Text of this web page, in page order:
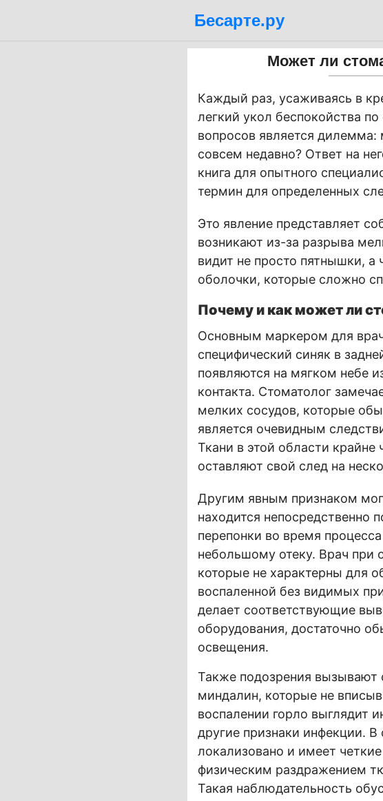
Бесарте.ру
Может ли
Каждый раз, усаживаясь в
легкий укол беспокойства
вопросов является
совсем недавно? Ответ на
книга для опытного
термин для определенных
Это явление представляет
возникают из-за разрыва
видит не просто пятнышки, а
оболочки, которые сложно
Почему и как может ли
Основным маркером для
специфический синяк в
появляются на мягком небе
контакта. Стоматолог
мелких сосудов, которые
является очевидным
Ткани в этой области
оставляют свой след на
Другим явным признаком
находится непосредственно
перепонки во время
небольшому отеку. Врач при
которые не характерны для
воспаленной без видимых
делает соответствующие
оборудования, достаточно
освещения.
Также подозрения вызывают
миндалин, которые не
воспалении горло выглядит
другие признаки инфекции.
локализовано и имеет
физическим раздражением
Такая наблюдательность